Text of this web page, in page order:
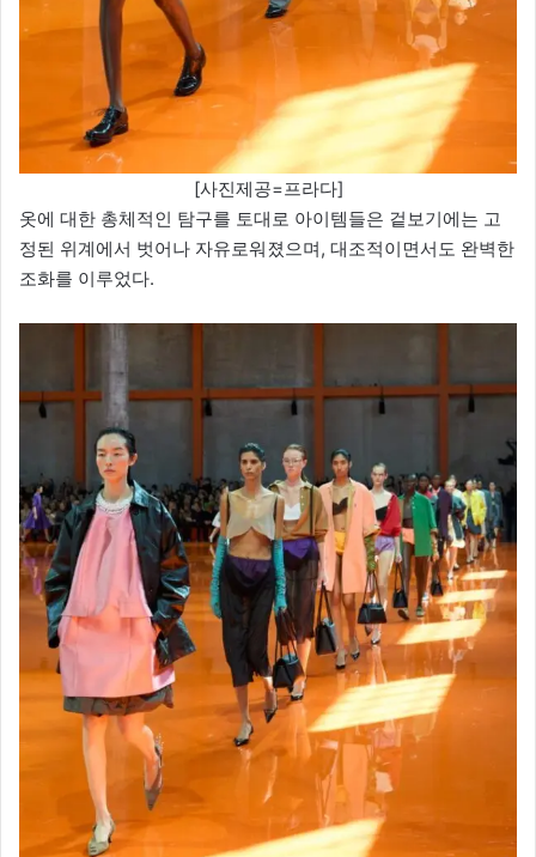
[사진제공=프라다]
옷에 대한 총체적인 탐구를 토대로 아이템들은 겉보기에는 고
정된 위계에서 벗어나 자유로워졌으며, 대조적이면서도 완벽한
조화를 이루었다.